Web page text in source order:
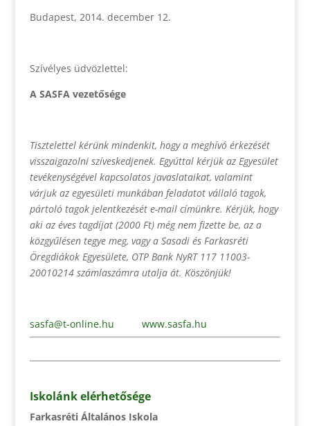
Budapest, 2014. december 12.
Szívélyes üdvözlettel:
A SASFA vezetősége
Tisztelettel kérünk mindenkit, hogy a meghívó érkezését
visszaigazolni szíveskedjenek. Egyúttal kérjük az Egyesület
tevékenységével kapcsolatos javaslataikat, valamint
várjuk az egyesületi munkában feladatot vállaló tagok,
pártoló tagok jelentkezését e-mail címünkre. Kérjük, hogy
aki az éves tagdíjat (2000 Ft) még nem fizette be, az a
közgyűlésen tegye meg, vagy a Sasadi és Farkasréti
Öregdiákok Egyesülete, OTP Bank NyRT 117 11003-
20010214 számlaszámra utalja át. Köszönjük!
sasfa@t-online.hu www.sasfa.hu
Iskolánk elérhetősége
Farkasréti Általános Iskola